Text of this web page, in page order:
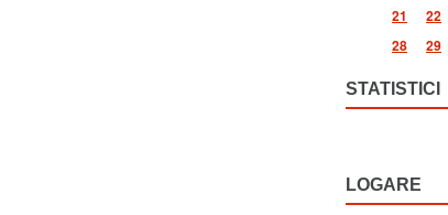
21
22
28 29
STATISTICI
LOGARE